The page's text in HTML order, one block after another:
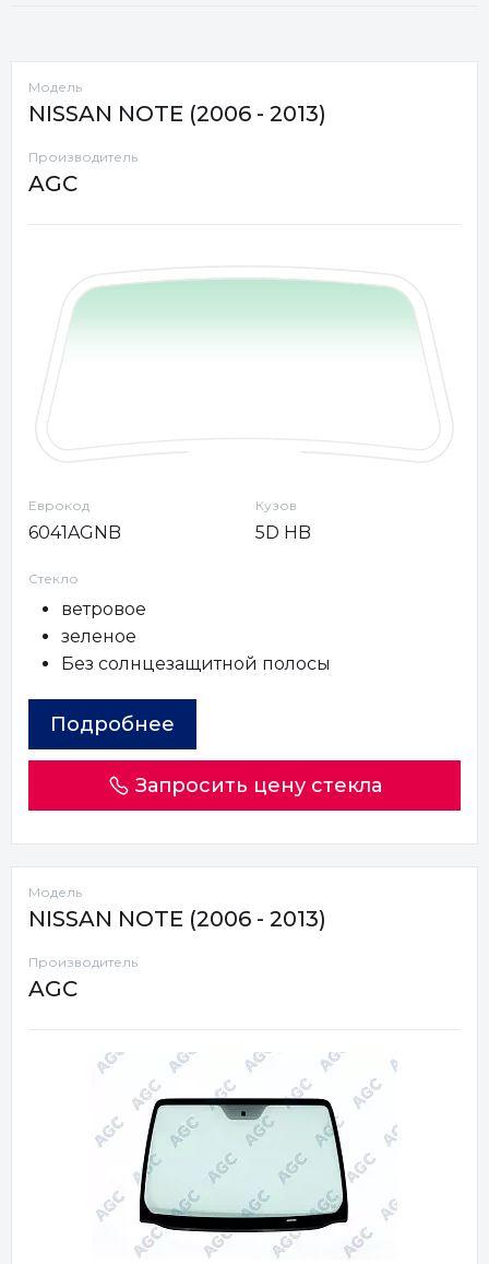
Модель
NISSAN NOTE (2006 - 2013)
Производитель
AGC
Еврокод
6041AGNB
Кузов
5D HB
Стекло
ветровое
зеленое
Без солнцезащитной полосы
Подробнее
Запросить цену стекла
Модель
NISSAN NOTE (2006 - 2013)
Производитель
AGC